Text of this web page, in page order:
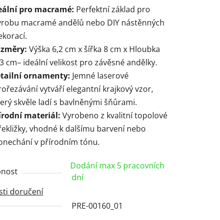
pro macramé: Perfektní základ pro
macramé andělů nebo DIY nástěnných
Výška 6,2 cm x šířka 8 cm x Hloubka
cm– ideální velikost pro závěsné andělky.
ornamenty: Jemné laserové
vytváří elegantní krajkový vzor,
skvěle ladí s bavlněnými šňůrami.
materiál: Vyrobeno z kvalitní topolové
vhodné k dalšímu barvení nebo
v přírodním tónu.
Dodání max 5 pracovních
dní
doručení
PRE-00160_01